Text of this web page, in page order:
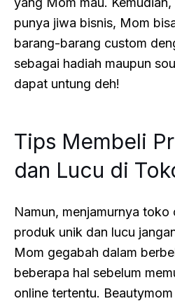
punya jiwa bisnis, Mom
barang-barang custom
sebagai hadiah maupun
dapat untung deh!
Tips Membeli
dan Lucu di
Namun, menjamurnya toko
produk unik dan lucu
Mom gegabah dalam
beberapa hal sebelum
online tertentu.